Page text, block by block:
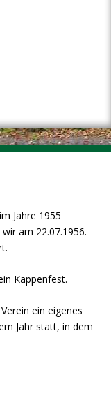
Jahre 1955
am 22.07.1956.
Kappenfest.
ein eigenes
Jahr statt, in dem